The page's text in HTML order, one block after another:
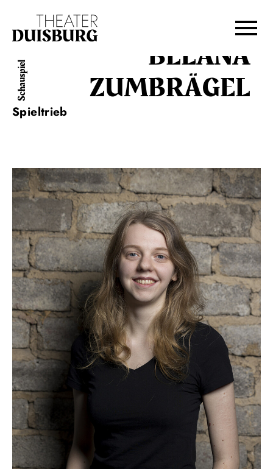
Zur Hauptnavigation springen
Zum Footer springen
Schauspiel
BELANA
ZUMBRÄGEL
Spieltrieb